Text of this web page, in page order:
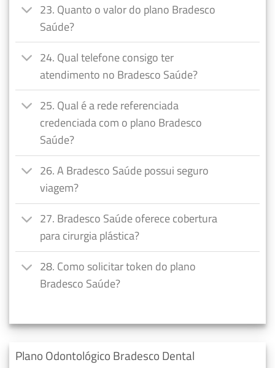
23. Quanto o valor do plano Bradesco
Saúde?
24. Qual telefone consigo ter
atendimento no Bradesco Saúde?
25. Qual é a rede referenciada
credenciada com o plano Bradesco
Saúde?
26. A Bradesco Saúde possui seguro
viagem?
27. Bradesco Saúde oferece cobertura
para cirurgia plástica?
28. Como solicitar token do plano
Bradesco Saúde?
Plano Odontológico Bradesco Dental